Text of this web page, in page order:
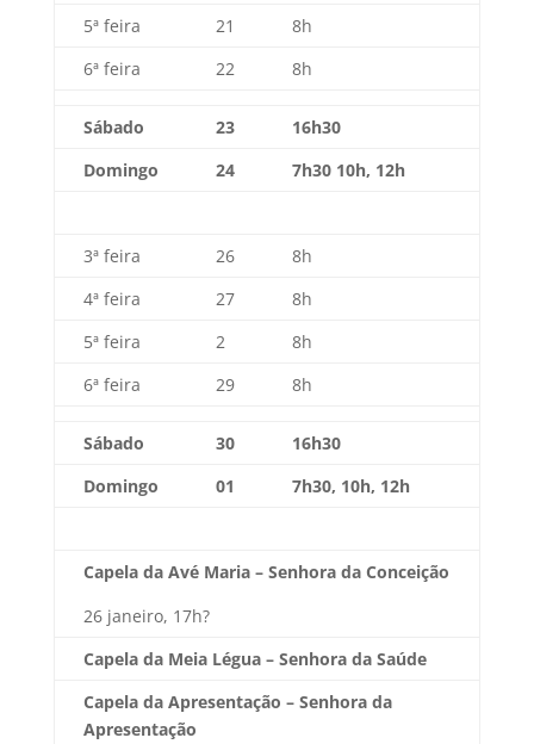
5ª feira
21
8h
6ª feira
22 8h
Sábado 23
16h30
Domingo
24 7h30 10h, 12h
3ª feira 26
8h
4ª feira
27
8h
5ª feira
2
8h
6ª feira
29 8h
Sábado 30
16h30
Domingo
01 7h30, 10h, 12h
Capela da Avé Maria – Senhora da Conceição
26 janeiro, 17h?
Capela da Meia Légua – Senhora da Saúde
Capela da Apresentação – Senhora da
Apresentação